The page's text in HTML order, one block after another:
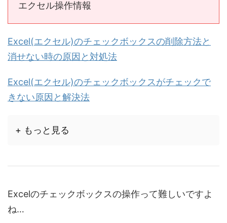
エクセル操作情報
Excel(エクセル)のチェックボックスの削除方法と
消せない時の原因と対処法
Excel(エクセル)のチェックボックスがチェックで
きない原因と解決法
+ もっと見る
Excelのチェックボックスの操作って難しいですよ
ね…